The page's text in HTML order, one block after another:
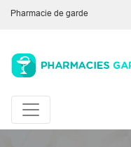
Pharmacie de garde